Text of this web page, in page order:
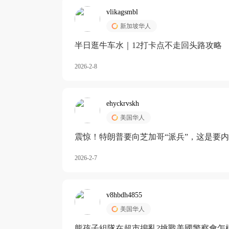
vlikagsmbl
新加坡华人
半日逛牛车水｜12打卡点不走回头路攻略
2026-2-8
ehyckrvskh
美国华人
震惊！特朗普要向芝加哥“派兵”，这是要
2026-2-7
v8hbdh4855
美国华人